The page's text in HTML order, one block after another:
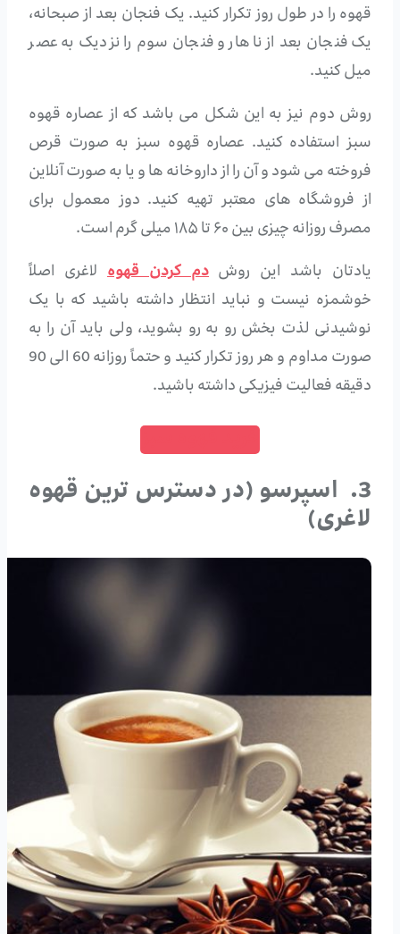
قهوه را در طول روز تکرار کنید. یک فنجان بعد از صبحانه،
یک فنجان بعد از ناهار و فنجان سوم را نزدیک به عصر
میل کنید.
روش دوم نیز به این شکل می باشد که از عصاره قهوه
سبز استفاده کنید. عصاره قهوه سبز به صورت قرص
فروخته می شود و آن را از داروخانه ها و یا به صورت آنلاین
از فروشگاه های معتبر تهیه کنید. دوز معمول برای
مصرف روزانه چیزی بین ۶۰ تا ۱۸۵ میلی گرم است.
یادتان باشد این روش دم کردن قهوه لاغری اصلاً
خوشمزه نیست و نباید انتظار داشته باشید که با یک
نوشیدنی لذت بخش رو به رو بشوید، ولی باید آن را به
صورت مداوم و هر روز تکرار کنید و حتماً روزانه 60 الی 90
دقیقه فعالیت فیزیکی داشته باشید.
3. اسپرسو (در دسترس ترین قهوه
لاغری)